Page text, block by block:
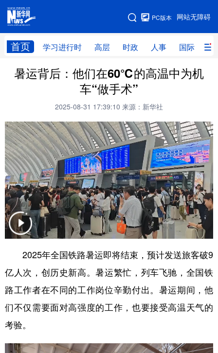
网站无障碍
PC版本
首页 学习进行时 高层 时政 人事 国际 财
网站地图
学习进行时 高层 时政 人事
财经 网评
科技 科创 量子 体育
文化 书画 军事
访谈 视频 图片 政务
法律 中央文件 金融 汽车
食品 人居 信息化 数字经济
学术中国 乡村振兴 银龄 溯源中国
城市 旅游 能源 会展
彩票 娱乐 时尚 悦读
暑运背后：他们在60℃的高温中为机
车“做手术”
2025-08-31 17:39:10 来源：新华社
2025年全国铁路暑运即将结束，预计发送旅客破9
亿人次，创历史新高。暑运繁忙，列车飞驰，全国铁
路工作者在不同的工作岗位辛勤付出。暑运期间，他
们不仅需要面对高强度的工作，也要接受高温天气的
考验。